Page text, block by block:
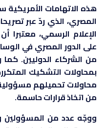
هذه الاتهامات
المصري، الذي ردّ عبر
الإعلام الرسمي،
على الدور المصري في
من الشركاء الدوليين.
بمحاولات التشكيك
محاولات تحميلهم
من اتخاذ قرارات حاسمة.
ووجّه عدد من المسؤولين